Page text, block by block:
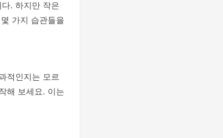
. 하지만 작은
가지 습관들을
적인지는 모르
해 보세요. 이는